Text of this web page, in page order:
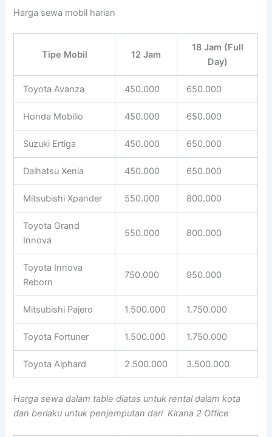
Harga sewa mobil harian
Tipe Mobil 12 Jam
18 Jam (Full
Day)
Toyota Avanza 450.000 650.000
Honda Mobilio 450.000 650.000
Suzuki Ertiga 450.000 650.000
Daihatsu Xenia 450.000 650.000
Mitsubishi Xpander 550.000 800.000
Toyota Grand
Innova
550.000 800.000
Toyota Innova
Reborn
750.000 950.000
Mitsubishi Pajero 1.500.000 1.750.000
Toyota Fortuner 1.500.000 1.750.000
Toyota Alphard 2.500.000 3.500.000
Harga sewa dalam table diatas untuk rental dalam kota
dan berlaku untuk penjemputan dari Kirana 2 Office